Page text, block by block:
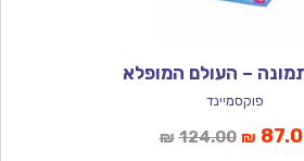
– העולם המופלא
פוקסמיינד
₪ 124.00המחיר
₪